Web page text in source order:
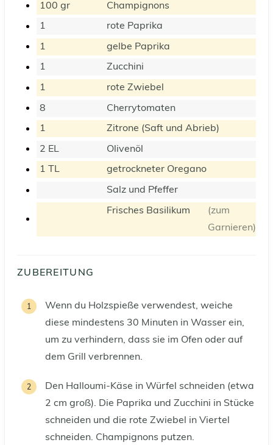
100 gr Champignons
1 rote Paprika
1 gelbe Paprika
1 Zucchini
1 rote Zwiebel
8 Cherrytomaten
1 Zitrone (Saft und Abrieb)
2 EL Olivenöl
1 TL getrockneter Oregano
Salz und Pfeffer
Frisches Basilikum
(zum
Garnieren)
ZUBEREITUNG
Wenn du Holzspieße verwendest, weiche
diese mindestens 30 Minuten in Wasser ein,
um zu verhindern, dass sie im Ofen oder auf
dem Grill verbrennen.
Den Halloumi-Käse in Würfel schneiden (etwa
2 cm groß). Die Paprika und Zucchini in Stücke
schneiden und die rote Zwiebel in Viertel
schneiden. Champignons putzen.